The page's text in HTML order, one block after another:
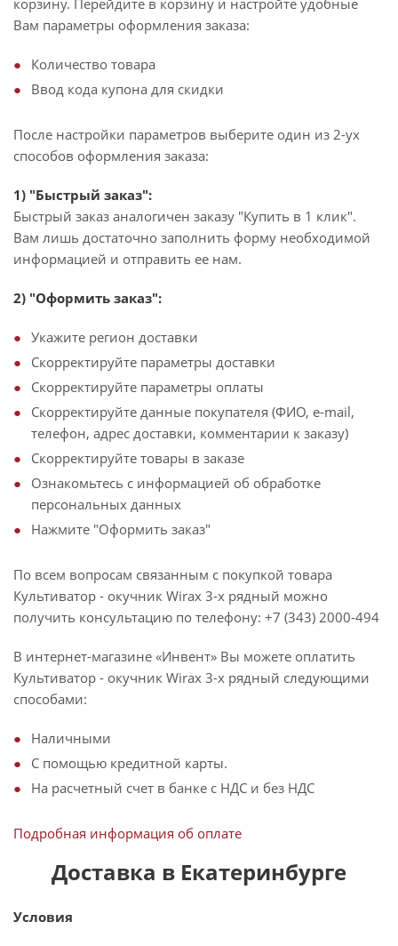
корзину. Перейдите в корзину и настройте удобные
Вам параметры оформления заказа:
Количество товара
Ввод кода купона для скидки
После настройки параметров выберите один из 2-ух
способов оформления заказа:
1) "Быстрый заказ":
Быстрый заказ аналогичен заказу "Купить в 1 клик".
Вам лишь достаточно заполнить форму необходимой
информацией и отправить ее нам.
2) "Оформить заказ":
Укажите регион доставки
Скорректируйте параметры доставки
Скорректируйте параметры оплаты
Скорректируйте данные покупателя (ФИО, e-mail,
телефон, адрес доставки, комментарии к заказу)
Скорректируйте товары в заказе
Ознакомьтесь с информацией об обработке
персональных данных
Нажмите "Оформить заказ"
По всем вопросам связанным с покупкой товара
Культиватор - окучник Wirax 3-х рядный можно
получить консультацию по телефону: +7 (343) 2000-494
В интернет-магазине «Инвент» Вы можете оплатить
Культиватор - окучник Wirax 3-х рядный следующими
способами:
Наличными
С помощью кредитной карты.
На расчетный счет в банке с НДС и без НДС
Подробная информация об оплате
Доставка в Екатеринбурге
Условия